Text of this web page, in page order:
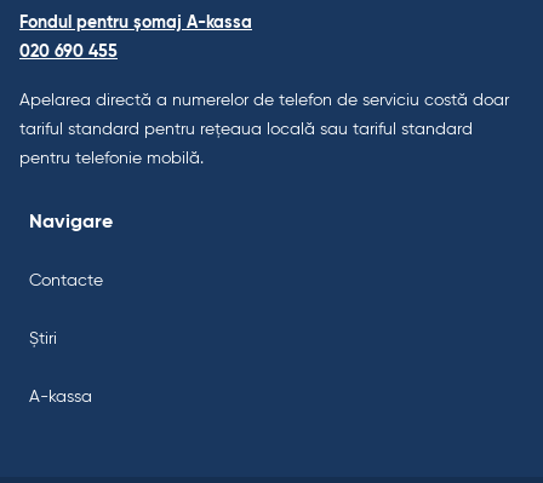
Fondul pentru șomaj A-kassa
020 690 455
Apelarea directă a numerelor de telefon de serviciu costă doar
tariful standard pentru rețeaua locală sau tariful standard
pentru telefonie mobilă.
Navigare
Contacte
Știri
A-kassa